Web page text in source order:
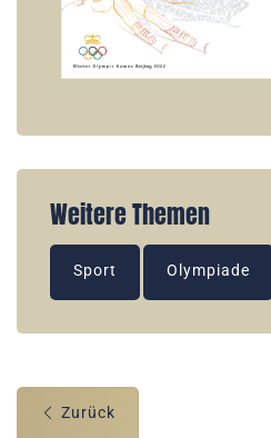
Weitere Themen
Sport Olympiade
Zurück